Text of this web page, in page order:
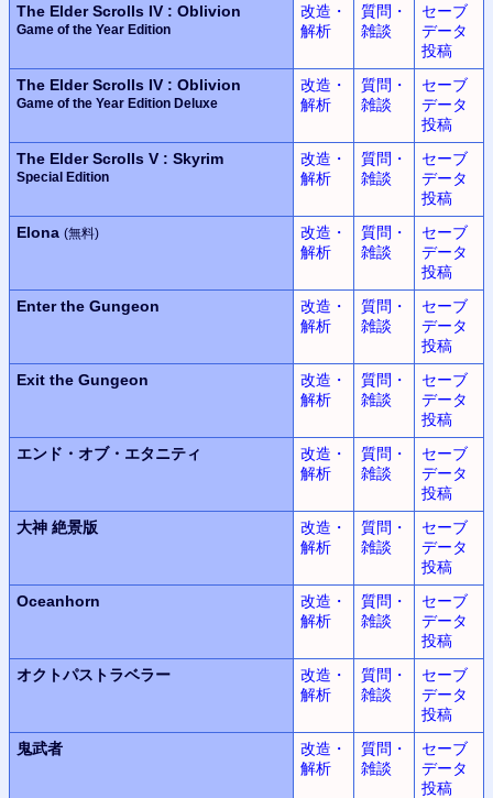
The Elder Scrolls IV : Oblivion
Game of the Year Edition
改造・
解析
質問・
雑談
セーブ
データ
投稿
The Elder Scrolls IV : Oblivion
Game of the Year Edition Deluxe
改造・
解析
質問・
雑談
セーブ
データ
投稿
The Elder Scrolls V : Skyrim
Special Edition
改造・
解析
質問・
雑談
セーブ
データ
投稿
Elona (無料)
改造・
解析
質問・
雑談
セーブ
データ
投稿
Enter the Gungeon
改造・
解析
質問・
雑談
セーブ
データ
投稿
Exit the Gungeon
改造・
解析
質問・
雑談
セーブ
データ
投稿
エンド・オブ・エタニティ
改造・
解析
質問・
雑談
セーブ
データ
投稿
大神 絶景版
改造・
解析
質問・
雑談
セーブ
データ
投稿
Oceanhorn
改造・
解析
質問・
雑談
セーブ
データ
投稿
オクトパストラベラー
改造・
解析
質問・
雑談
セーブ
データ
投稿
鬼武者
改造・
解析
質問・
雑談
セーブ
データ
投稿